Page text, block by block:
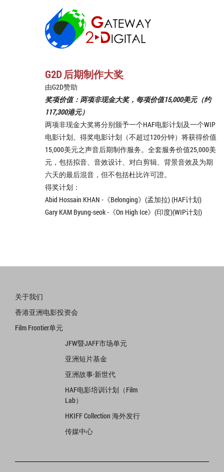
G2D 后期制作大奖
由G2D赞助
奖项价值：两项非现金大奖，每项价值15,000美元（约
117,300港元）
两项非现金大奖将分别颁予一个HAF电影计划及一个WIP
电影计划。得奖电影计划（不超过120分钟）将获得价值
15,000美元之声音后期制作服务。全套服务价值25,000美
元，包括拟音、音效设计、对白剪辑、背景音效及为期
六天的最后混音，但不包括杜比许可證。
得奖计划：
Abid Hossain KHAN -《Belonging》(孟加拉) (HAF计划)
Gary KAM Byung-seok -《On High Ice》(印度)(WIP计划)
关于我们
香港亚洲电影投资会
Film Frontier单元
JFW暨JAFF市场单元
亚洲短片基金
亚洲故事·新世代
HAF电影培训计划（Film
Lab）
HKIFF Collection 海外发行
传媒中心